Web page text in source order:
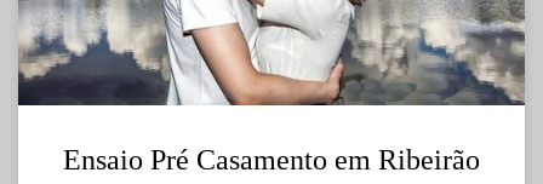
Ensaio Pré Casamento em Ribeirão